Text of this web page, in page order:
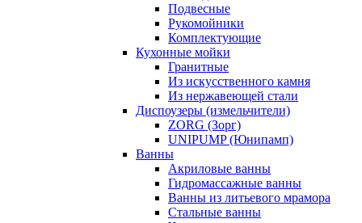
Подвесные
Рукомойники
Комплектующие
Кухонные мойки
Гранитные
Из искусственного камня
Из нержавеющей стали
Диспоузеры (измельчители)
ZORG (Зорг)
UNIPUMP (Юнипамп)
Ванны
Акриловые ванны
Гидромассажные ванны
Ванны из литьевого мрамора
Стальные ванны